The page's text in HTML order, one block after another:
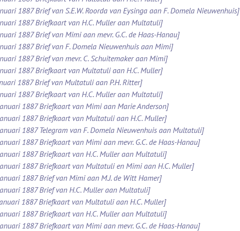
1887 Brief van S.E.W. Roorda van Eysinga aan F. Domela Nieuwenhuis]
1887 Briefkaart van H.C. Muller aan Multatuli]
1887 Brief van Mimi aan mevr. G.C. de Haas-Hanau]
1887 Brief van F. Domela Nieuwenhuis aan Mimi]
1887 Brief van mevr. C. Schuitemaker aan Mimi]
1887 Briefkaart van Multatuli aan H.C. Muller]
1887 Brief van Multatuli aan P.H. Ritter]
1887 Briefkaart van H.C. Muller aan Multatuli]
1887 Briefkaart van Mimi aan Marie Anderson]
1887 Briefkaart van Multatuli aan H.C. Muller]
1887 Telegram van F. Domela Nieuwenhuis aan Multatuli]
1887 Briefkaart van Mimi aan mevr. G.C. de Haas-Hanau]
1887 Briefkaart van H.C. Muller aan Multatuli]
1887 Briefkaart van Multatuli en Mimi aan H.C. Muller]
1887 Brief van Mimi aan M.J. de Witt Hamer]
1887 Brief van H.C. Muller aan Multatuli]
1887 Briefkaart van Multatuli aan H.C. Muller]
1887 Briefkaart van H.C. Muller aan Multatuli]
1887 Briefkaart van Mimi aan mevr. G.C. de Haas-Hanau]